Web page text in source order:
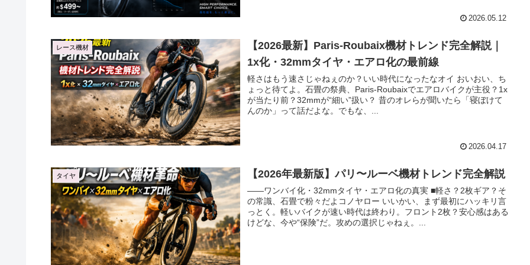
2026.05.12
レース機材
【2026最新】Paris-Roubaix機材トレンド完全解説｜
1x化・32mmタイヤ・エアロ化の最前線
軽さはもう速さじゃねぇのか？いい時代になったなオイ おいおい、ち
ょっと待てよ。石畳の祭典、Paris-Roubaixでエアロバイクが主役？1x
が当たり前？32mmが“細い”扱い？ 昔のオレらが聞いたら「寝ぼけて
んのか」って話だよな。でもな、...
2026.04.17
タイヤ 【2026年最新版】パリ〜ルーベ機材トレンド完全解説
――ワンバイ化・32mmタイヤ・エアロ化の真実 ■軽さ？2枚ギア？そ
の常識、石畳で粉々だよコノヤロー いいかい、まず最初にハッキリ言
っとく。軽いバイクが速い時代は終わり。フロント2枚？安心感はある
けどな、今や“保険”だ。攻めの選択じゃねぇ。...